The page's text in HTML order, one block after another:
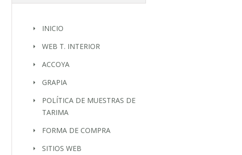
INICIO
WEB T. INTERIOR
ACCOYA
GRAPIA
POLÍTICA DE MUESTRAS DE
TARIMA
FORMA DE COMPRA
SITIOS WEB